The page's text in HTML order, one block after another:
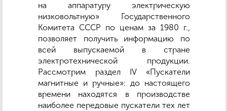
на аппаратуру электрическую
низковольтную» Государственного
Комитета СССР по ценам за 1980 г.,
позволяет получить информацию по
всей выпускаемой в стране
электротехнической продукции.
Рассмотрим раздел IV «Пускатели
магнитные и ручные»: до настоящего
времени находятся в производстве
наиболее передовые пускатели тех лет